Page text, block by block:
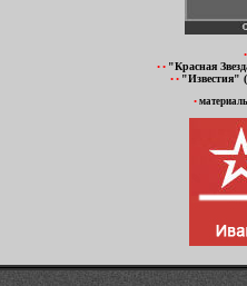
•
• • "Красная
• • "Известия" (
•